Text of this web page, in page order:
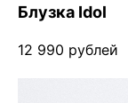
Блузка Idol
12 990 рублей